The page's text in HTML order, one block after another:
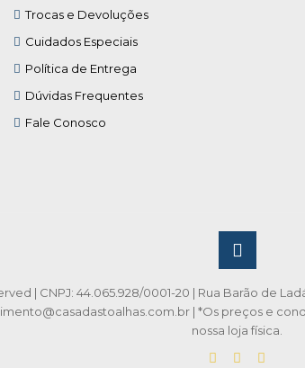
Trocas e Devoluções
Cuidados Especiais
Política de Entrega
Dúvidas Frequentes
Fale Conosco
| CNPJ: 44.065.928/0001-20 | Rua Barão de
| *Os preços e
nossa loja física.